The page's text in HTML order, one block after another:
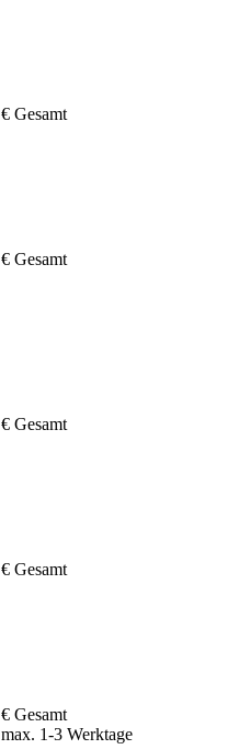
Gesamt
Gesamt
Gesamt
Gesamt
Gesamt
1-3 Werktage